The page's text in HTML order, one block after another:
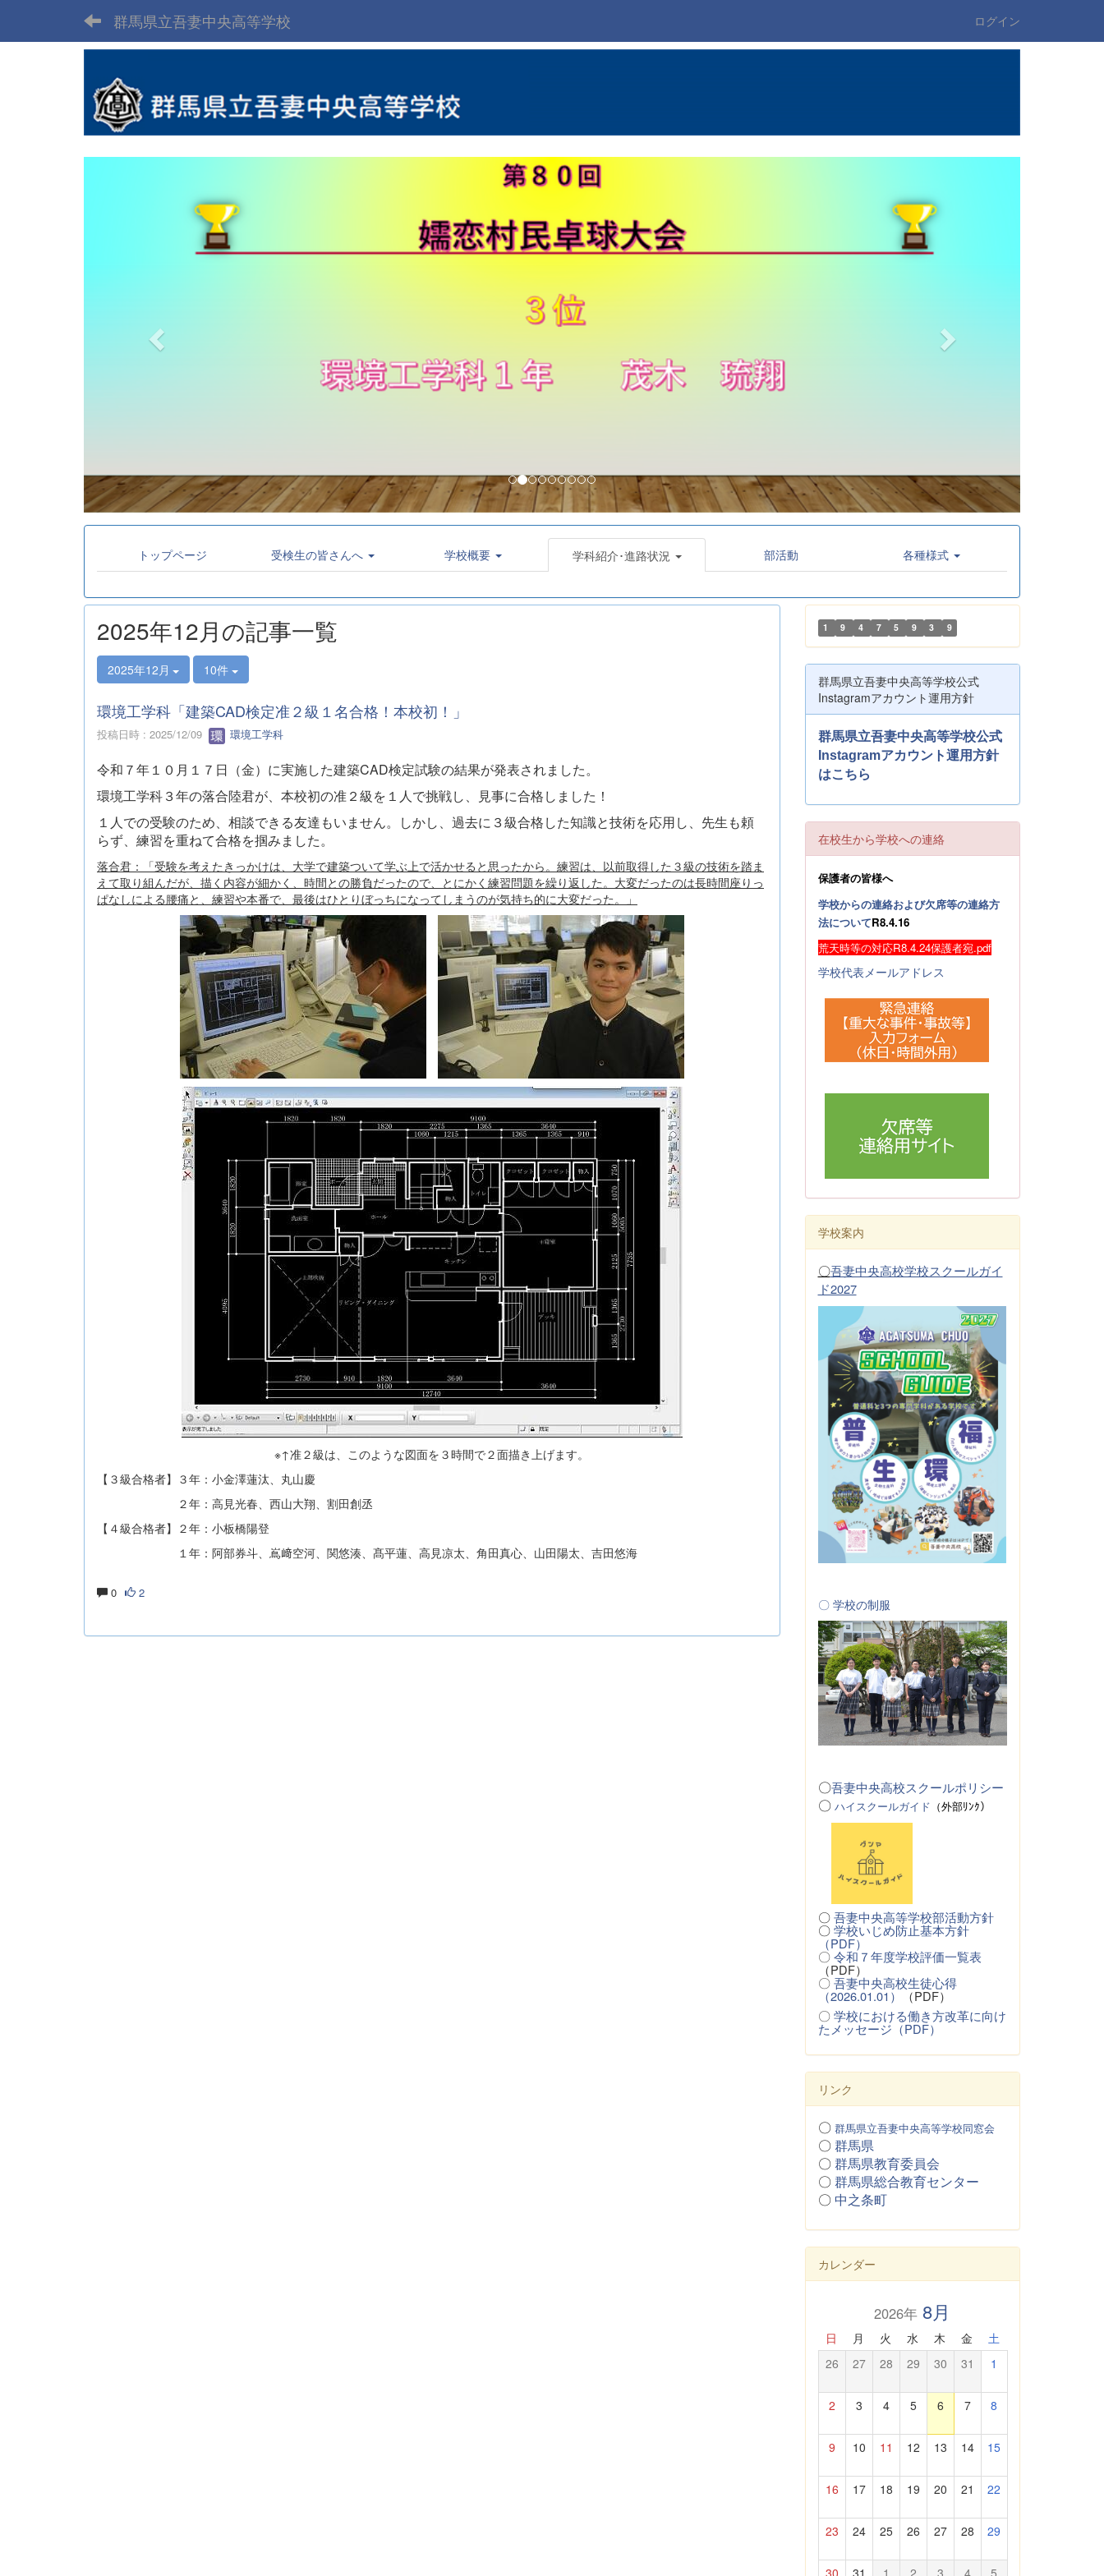
群馬県立吾妻中央高等学校 ログイン
s
トップページ 受検生の皆さんへ 学校概要 学科紹介･進路状況 部活動 各種様式
2025年12月の記事一覧
2025年12月 10件
環境工学科「建築CAD検定准２級１名合格！本校初！」
投稿日時 : 2025/12/09 環境工学科
令和７年１０月１７日（金）に実施した建築CAD検定試験の結果が発表されました。
環境工学科３年の落合陸君が、本校初の准２級を１人で挑戦し、見事に合格しました！
１人での受験のため、相談できる友達もいません。しかし、過去に３級合格した知識と技術を応用し、先生も頼
らず、練習を重ねて合格を掴みました。
落合君：「受験を考えたきっかけは、大学で建築ついて学ぶ上で活かせると思ったから。練習は、以前取得した３級の技術を踏ま
えて取り組んだが、描く内容が細かく、時間との勝負だったので、とにかく練習問題を繰り返した。大変だったのは長時間座りっ
ぱなしによる腰痛と、練習や本番で、最後はひとりぼっちになってしまうのが気持ち的に大変だった。」
※↑准２級は、このような図面を３時間で２面描き上げます。
【３級合格者】３年：小金澤蓮汰、丸山慶
２年：高見光春、西山大翔、割田創丞
【４級合格者】２年：小板橋陽登
１年：阿部券斗、嶌﨑空河、関悠湊、髙平蓮、高見凉太、角田真心、山田陽太、吉田悠海
0 2
1 9 4 7 5 9 3 9
群馬県立吾妻中央高等学校公式
Instagramアカウント運用方針
群馬県立吾妻中央高等学校公式
Instagramアカウント運用方針
はこちら
在校生から学校への連絡
保護者の皆様へ
学校からの連絡および欠席等の連絡方
法についてR8.4.16
荒天時等の対応R8.4.24保護者宛.pdf
学校代表メールアドレス
学校案内
〇吾妻中央高校学校スクールガイ
ド2027
〇 学校の制服
〇吾妻中央高校スクールポリシー
〇 ハイスクールガイド （外部ﾘﾝｸ）
〇吾妻中央高等学校部活動方針
〇学校いじめ防止基本方針
（PDF）
〇令和７年度学校評価一覧表
（PDF）
〇吾妻中央高校生徒心得
（2026.01.01）
（PDF）
〇学校における働き方改革に向け
たメッセージ（PDF）
リンク
〇 群馬県立吾妻中央高等学校同窓会
〇 群馬県
〇 群馬県教育委員会
〇 群馬県総合教育センター
〇 中之条町
カレンダー
2026年 8月
日 月 火 水 木 金 土
26 27 28 29 30 31 1
2 3 4 5 6 7 8
9 10 11 12 13 14 15
16 17 18 19 20 21 22
23 24 25 26 27 28 29
30 31 1 2 3 4 5